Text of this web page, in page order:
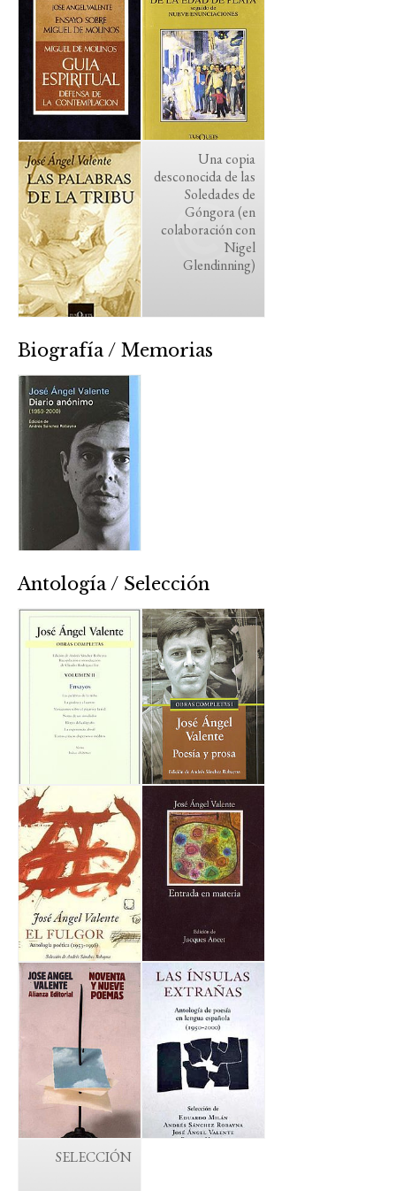
Una copia
desconocida de las
Soledades de
Góngora (en
colaboración con
Nigel
Glendinning)
Biografía / Memorias
Antología / Selección
SELECCIÓN